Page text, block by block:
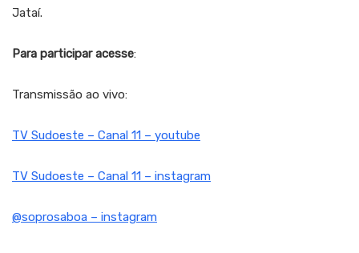
Jataí.
Para participar acesse:
Transmissão ao vivo:
TV Sudoeste – Canal 11 – youtube
TV Sudoeste – Canal 11 – instagram
@soprosaboa – instagram